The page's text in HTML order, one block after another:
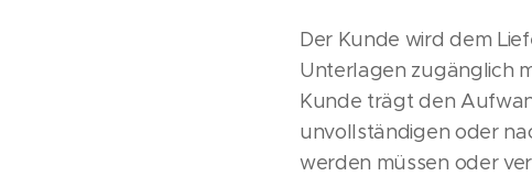
Der Kunde wird dem
Unterlagen zugänglich
Kunde trägt den
unvollständigen oder
werden müssen oder